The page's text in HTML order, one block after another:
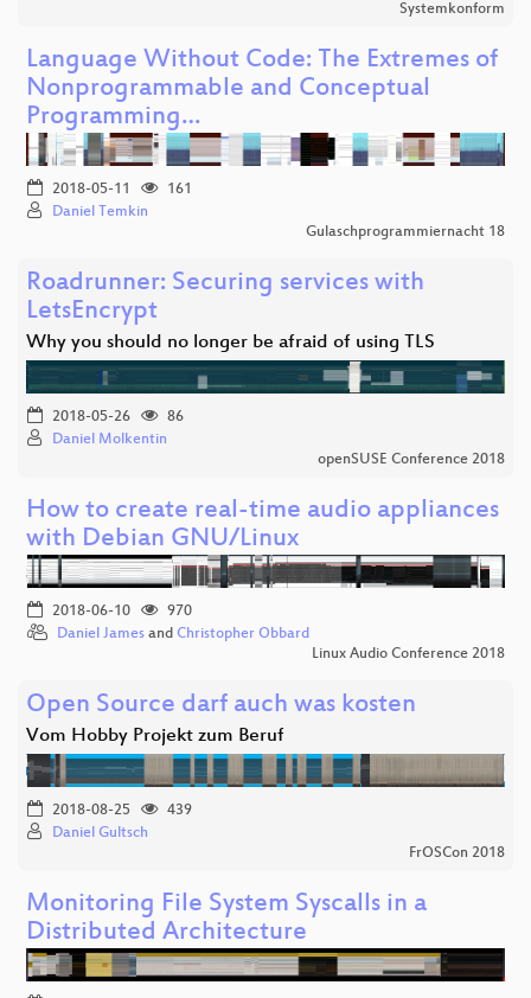
Systemkonform
Language Without Code: The Extremes of
Nonprogrammable and Conceptual
Programming…
2018-05-11
161
Daniel Temkin
Gulaschprogrammiernacht 18
Roadrunner: Securing services with
LetsEncrypt
Why you should no longer be afraid of using TLS
2018-05-26
86
Daniel Molkentin
openSUSE Conference 2018
How to create real-time audio appliances
with Debian GNU/Linux
2018-06-10
970
Daniel James and Christopher Obbard
Linux Audio Conference 2018
Open Source darf auch was kosten
Vom Hobby Projekt zum Beruf
2018-08-25
439
Daniel Gultsch
FrOSCon 2018
Monitoring File System Syscalls in a
Distributed Architecture